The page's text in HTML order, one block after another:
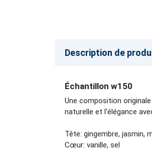
Description de
Échantillon w150
Une composition
naturelle et l'élégance
Tête: gingembre, jasmin,
Cœur: vanille, sel